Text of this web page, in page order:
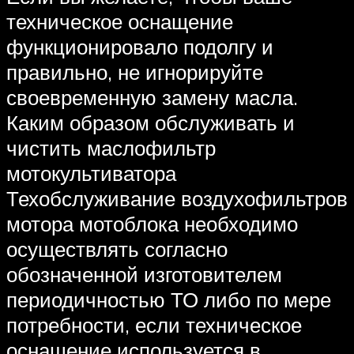
техническое оснащение
функционировало подолгу и
правильно, не игнорируйте
своевременную замену масла.
Каким образом обслуживать и
чистить маслофильтр
мотокультиватора
Техобслуживание воздухофильтров
мотора мотоблока необходимо
осуществлять согласно
обозначенной изготовителем
периодичностью ТО либо по мере
потребности, если техническое